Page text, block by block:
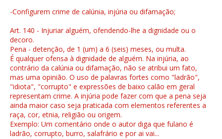
-Configurem crime de calúnia, injúria ou difamação;
Art. 140 - Injuriar alguém, ofendendo-lhe a dignidade ou o
decoro.
Pena - detenção, de 1 (um) a 6 (seis) meses, ou multa.
É qualquer ofensa à dignidade de alguém. Na injúria, ao
contrário da calúnia ou difamação, não se atribui um fato,
mas uma opinião. O uso de palavras fortes como "ladrão",
"idiota", "corrupto" e expressões de baixo calão em geral
representam crime. A injúria pode fazer com que a pena seja
ainda maior caso seja praticada com elementos referentes a
raça, cor, etnia, religião ou origem.
Exemplo: Um comentário onde o autor diga que fulano é
ladrão, corrupto, burro, salafrário e por ai vai...